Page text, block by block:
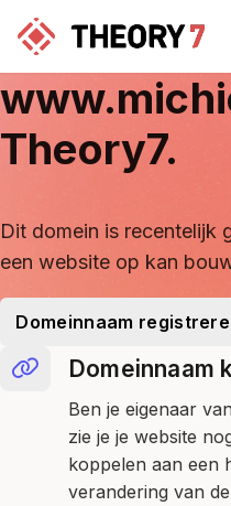
Theory7.
Dit domein is recentelijk
een website op kan
Domeinnaam
Domeinnaam
Ben je eigenaar
zie je je website
koppelen aan een
verandering van